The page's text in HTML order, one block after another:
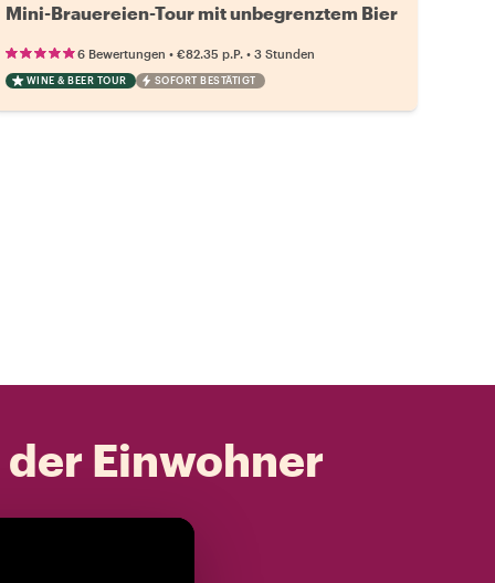
Mini-Brauereien-Tour mit unbegrenztem Bier
6 Bewertungen • €82.35 p.P. • 3 Stunden
WINE & BEER TOUR SOFORT BESTÄTIGT
Einwohner